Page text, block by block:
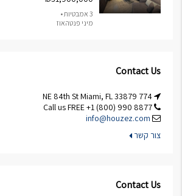
3 אמבטיות •
מיני פנטהאוז
Contact Us
info@houzez.com
צור קשר
Contact Us